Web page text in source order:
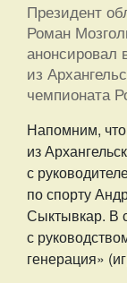
Президент
Роман
анонсировал
из
чемпионата
Напомним,
из
с
по спорту
Сыктывкар. В
с
генерация»